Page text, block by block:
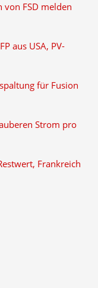
von FSD melden
aus USA, PV-
für Fusion
Strom pro
Frankreich